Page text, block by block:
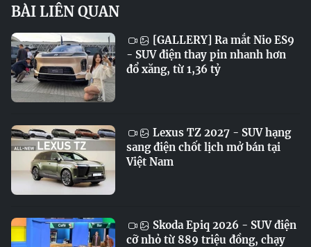
BÀI LIÊN QUAN
[GALLERY] Ra mắt Nio ES9
- SUV điện thay pin nhanh hơn
đổ xăng, từ 1,36 tỷ
Lexus TZ 2027 - SUV hạng
sang điện chốt lịch mở bán tại
Việt Nam
Skoda Epiq 2026 - SUV điện
cỡ nhỏ từ 889 triệu đồng, chạy